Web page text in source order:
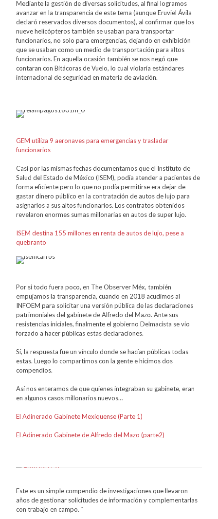
Mediante la gestión de diversas solicitudes, al final logramos
avanzar en la transparencia de este tema (aunque Eruviel Ávila
declaró reservados diversos documentos), al confirmar que los
nueve helicópteros también se usaban para transportar
funcionarios, no solo para emergencias, dejando en exhibición
que se usaban como un medio de transportación para altos
funcionarios. En aquella ocasión también se nos negó que
contaran con Bitácoras de Vuelo, lo cual violaría estándares
internacional de seguridad en materia de aviación.
GEM utiliza 9 aeronaves para emergencias y trasladar
funcionarios
Casi por las mismas fechas documentamos que el Instituto de
Salud del Estado de México (ISEM), podía atender a pacientes de
forma eficiente pero lo que no podía permitirse era dejar de
gastar dinero público en la contratación de autos de lujo para
asignarlos a sus altos funcionarios. Los contratos obtenidos
revelaron enormes sumas millonarias en autos de super lujo.
ISEM destina 155 millones en renta de autos de lujo, pese a
quebranto
Por si todo fuera poco, en The Observer Méx, también
empujamos la transparencia, cuando en 2018 acudimos al
INFOEM para solicitar una versión pública de las declaraciones
patrimoniales del gabinete de Alfredo del Mazo. Ante sus
resistencias iniciales, finalmente el gobierno Delmacista se vio
forzado a hacer públicas estas declaraciones.
Sí, la respuesta fue un vínculo donde se hacían públicas todas
estas. Luego lo compartimos con la gente e hicimos dos
compendios.
Así nos enteramos de que quienes integraban su gabinete, eran
en algunos casos millonarios nuevos…
El Adinerado Gabinete Mexiquense (Parte 1)
El Adinerado Gabinete de Alfredo del Mazo (parte2)
Este es un simple compendio de investigaciones que llevaron
años de gestionar solicitudes de información y complementarlas
con trabajo en campo. ¨